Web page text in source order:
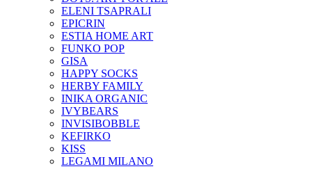
ELENI TSAPRALI
EPICRIN
ESTIA HOME ART
FUNKO POP
GISA
HAPPY SOCKS
HERBY FAMILY
INIKA ORGANIC
IVYBEARS
INVISIBOBBLE
KEFIRKO
KISS
LEGAMI MILANO